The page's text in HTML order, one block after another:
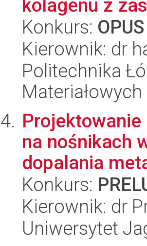
kolagenu z
Konkurs:
Kierownik: dr
Politechnika
na nośnikach
dopalania
Konkurs:
Kierownik: dr
Uniwersytet